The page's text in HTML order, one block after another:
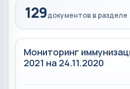
129документов в разделе
Мониторинг
2021 на 24.11.2020